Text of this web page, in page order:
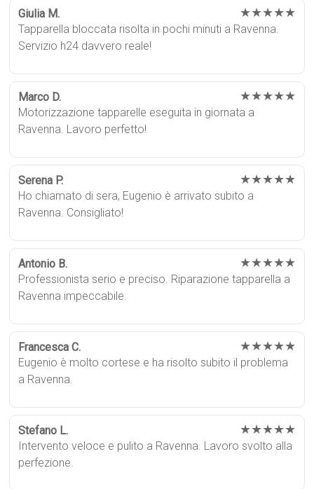
Giulia M. ★★★★★
Tapparella bloccata risolta in pochi minuti a Ravenna.
Servizio h24 davvero reale!
Marco D. ★★★★★
Motorizzazione tapparelle eseguita in giornata a
Ravenna. Lavoro perfetto!
Serena P. ★★★★★
Ho chiamato di sera, Eugenio è arrivato subito a
Ravenna. Consigliato!
Antonio B. ★★★★★
Professionista serio e preciso. Riparazione tapparella a
Ravenna impeccabile.
Francesca C. ★★★★★
Eugenio è molto cortese e ha risolto subito il problema
a Ravenna.
Stefano L. ★★★★★
Intervento veloce e pulito a Ravenna. Lavoro svolto alla
perfezione.